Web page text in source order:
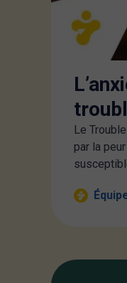
Le
par la